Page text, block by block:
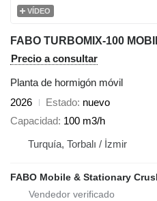
VÍDEO
Precio a consultar
Planta de hormigón móvil
2026
Estado nuevo
Capacidad 100 m3/h
Turquía, Torbalı / İzmir